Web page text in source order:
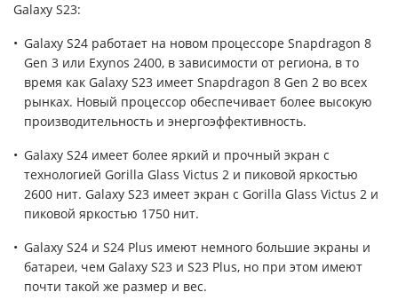
Galaxy S23:
Galaxy S24 работает на новом процессоре Snapdragon 8
Gen 3 или Exynos 2400, в зависимости от региона, в то
время как Galaxy S23 имеет Snapdragon 8 Gen 2 во всех
рынках. Новый процессор обеспечивает более высокую
производительность и энергоэффективность.
Galaxy S24 имеет более яркий и прочный экран с
технологией Gorilla Glass Victus 2 и пиковой яркостью
2600 нит. Galaxy S23 имеет экран с Gorilla Glass Victus 2 и
пиковой яркостью 1750 нит.
Galaxy S24 и S24 Plus имеют немного большие экраны и
батареи, чем Galaxy S23 и S23 Plus, но при этом имеют
почти такой же размер и вес.